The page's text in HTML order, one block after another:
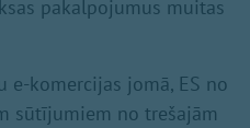
pakalpojumus muitas
komercijas jomā, ES no
sūtījumiem no trešajām